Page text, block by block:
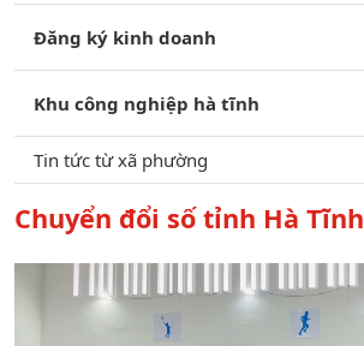
Đăng ký kinh doanh
Khu công nghiệp hà tĩnh
Tin tức từ xã phường
Chuyển đổi số tỉnh Hà Tĩnh